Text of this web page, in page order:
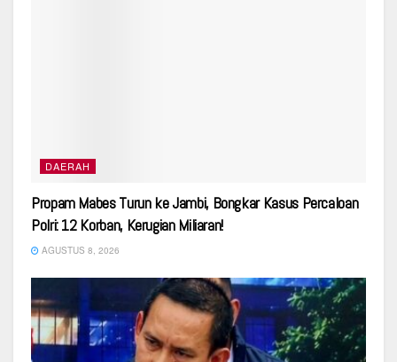
DAERAH
Propam Mabes Turun ke Jambi, Bongkar Kasus Percaloan
Polri: 12 Korban, Kerugian Miliaran!
AGUSTUS 8, 2026